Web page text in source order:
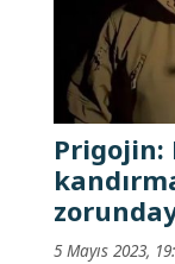
Prigojin:
5 Mayıs 2023,